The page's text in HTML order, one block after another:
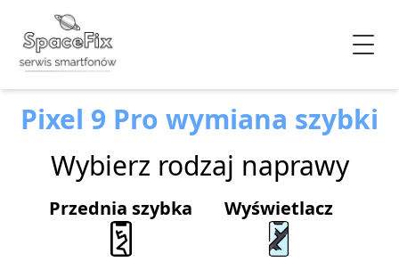
Pixel 9 Pro wymiana szybki
Wybierz rodzaj naprawy
Przednia szybka Wyświetlacz